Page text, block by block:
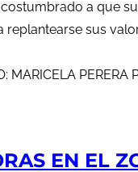
a que
sus
EN EL